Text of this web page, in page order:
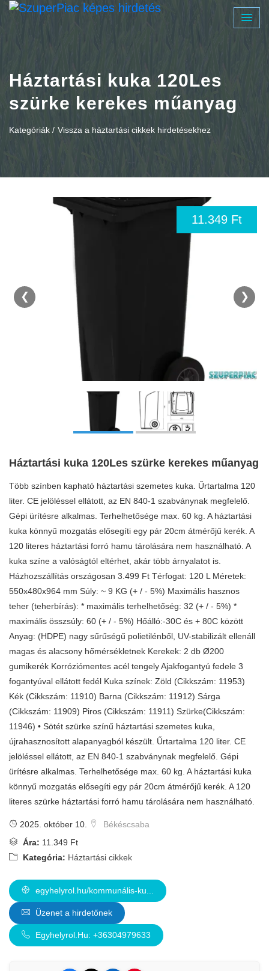
Háztartási kuka 120Les
szürke kerekes műanyag
Kategóriák / Vissza a háztartási cikkek hirdetésekhez
11.349 Ft
❮ ❯
Háztartási kuka 120Les szürke kerekes műanyag
Több színben kapható háztartási szemetes kuka. Űrtartalma 120
liter. CE jelöléssel ellátott, az EN 840-1 szabványnak megfelelő.
Gépi ürítésre alkalmas. Terhelhetősége max. 60 kg. A háztartási
kuka könnyű mozgatás elősegíti egy pár 20cm átmérőjű kerék. A
120 literes háztartási forró hamu tárolására nem használható. A
kuka színe a valóságtól eltérhet, akár több árnyalatot is.
Házhozszállítás országosan 3.499 Ft Térfogat: 120 L Méretek:
550x480x964 mm Súly: ~ 9 KG (+ / - 5%) Maximális hasznos
teher (teherbírás): * maximális terhelhetőség: 32 (+ / - 5%) *
maximális összsúly: 60 (+ / - 5%) Hőálló:-30C és + 80C között
Anyag: (HDPE) nagy sűrűségű polietilénből, UV-stabilizált ellenáll
magas és alacsony hőmérsékletnek Kerekek: 2 db Ø200
gumikerék Korróziómentes acél tengely Ajakfogantyú fedele 3
fogantyúval ellátott fedél Kuka színek: Zöld (Cikkszám: 11953)
Kék (Cikkszám: 11910) Barna (Cikkszám: 11912) Sárga
(Cikkszám: 11909) Piros (Cikkszám: 11911) Szürke(Cikkszám:
11946) • Sötét szürke színű háztartási szemetes kuka,
újrahasznosított alapanyagból készült. Űrtartalma 120 liter. CE
jelöléssel ellátott, az EN 840-1 szabványnak megfelelő. Gépi
ürítésre alkalmas. Terhelhetősége max. 60 kg. A háztartási kuka
könnyű mozgatás elősegíti egy pár 20cm átmérőjű kerék. A 120
literes szürke háztartási forró hamu tárolására nem használható.
2025. október 10.
Békéscsaba
Ára: 11.349 Ft
Kategória: Háztartási cikkek
egyhelyrol.hu/kommunális-ku...
Üzenet a hirdetőnek
Egyhelyrol.Hu: +36304979633